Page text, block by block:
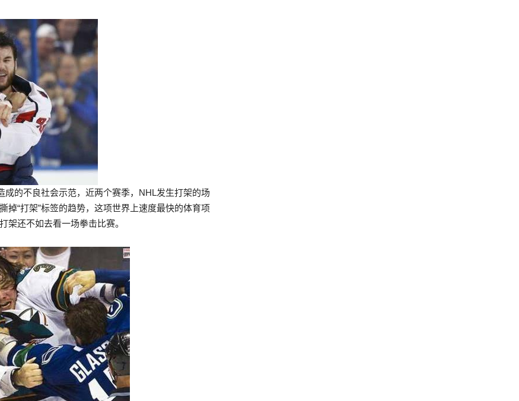
成的不良社会示范，近两个赛季，NHL发生打架的场
掉“打架”标签的趋势，这项世界上速度最快的体育项
架还不如去看一场拳击比赛。